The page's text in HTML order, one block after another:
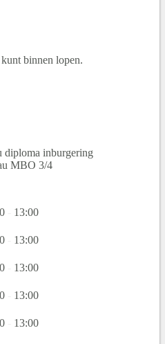
binnen lopen.
diploma inburgering
MBO 3/4
13:00
13:00
13:00
13:00
13:00